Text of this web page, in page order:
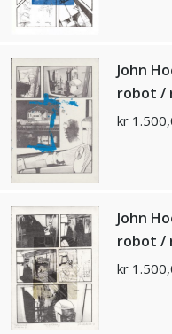
John
robot /
kr
John
robot /
kr